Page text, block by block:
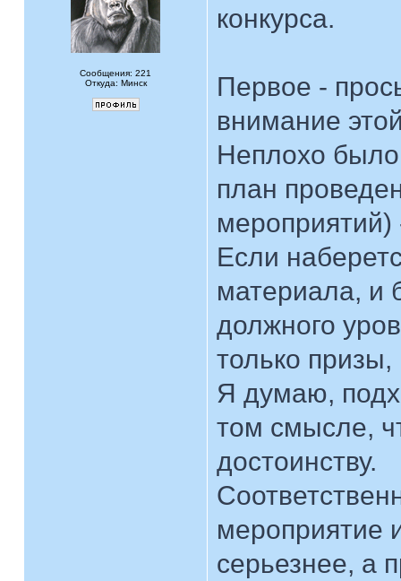
Сообщения: 221
Откуда: Минск
конкурса.
Первое -
внимание
Неплохо
план
мероприятий)
Если
материала, и
должного
только призы,
Я думаю,
том смысле,
достоинству.
мероприятие
серьезнее, а